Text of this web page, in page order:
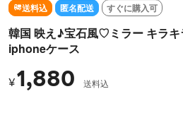
送料込 匿名配送 すぐに購入可
韓国 映え♪宝石風♡ミラー キラ
iphoneケース
¥1,880 送料込